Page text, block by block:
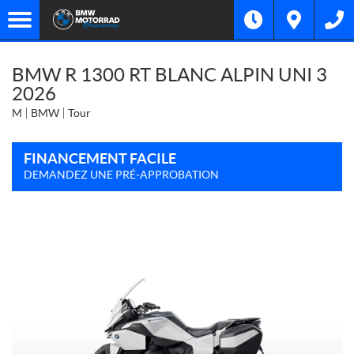
BMW R 1300 RT BLANC ALPIN UNI 3
2026
M BMW Tour
FINANCEMENT FACILE
DEMANDEZ UNE PRÉ-APPROBATION